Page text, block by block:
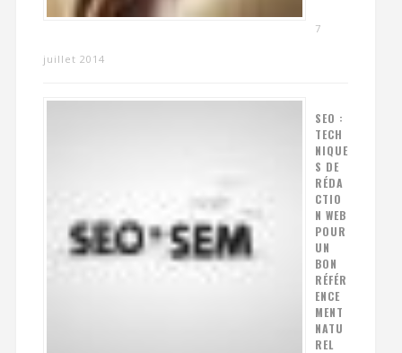
7
juillet 2014
SEO :
TECH
NIQUE
S DE
RÉDA
CTIO
N WEB
POUR
UN
BON
RÉFÉR
ENCE
MENT
NATU
REL